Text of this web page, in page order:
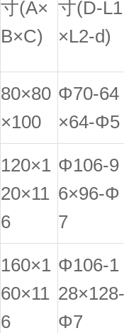
寸(A×
B×C)
寸(D-L1
×L2-d)
80×80
×100
Φ70-64
×64-Φ5
120×1
20×11
6
Φ106-9
6×96-Φ
7
160×1
60×11
6
Φ106-1
28×128-
Φ7